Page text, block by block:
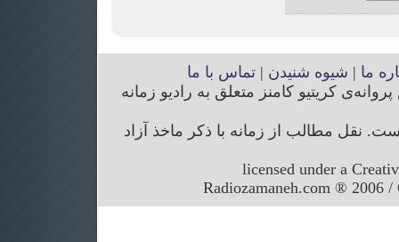
ما | شیوه شنیدن |تماس با ما
کریتیو کامنز متعلق به رادیو زمانه
نقل مطالب از زمانه با ذکر ماخذ آزاد
licensed under a